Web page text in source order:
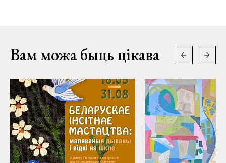
Вам можа быць цікава